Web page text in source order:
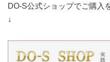
DO-S公式ショップでご購入
↓